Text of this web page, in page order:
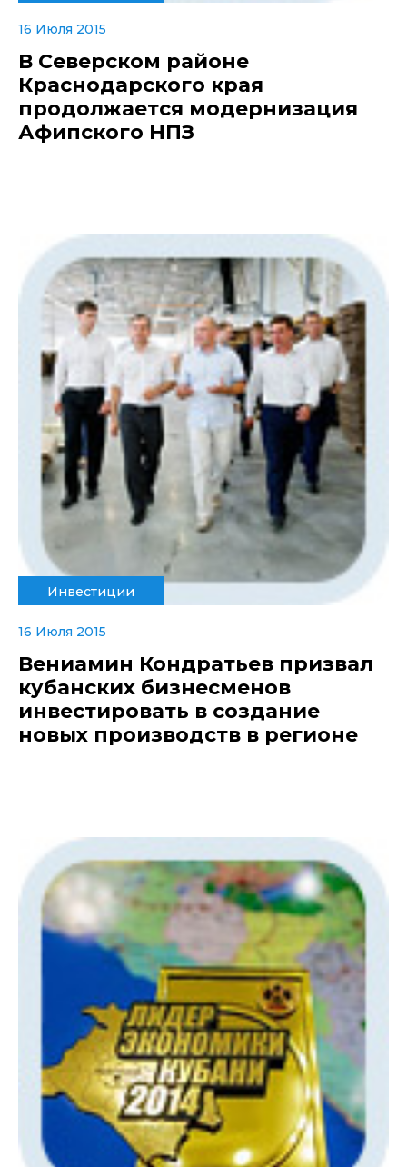
16 Июля 2015
В Северском районе
Краснодарского края
продолжается модернизация
Афипского НПЗ
Инвестиции
16 Июля 2015
Вениамин Кондратьев призвал
кубанских бизнесменов
инвестировать в создание
новых производств в регионе